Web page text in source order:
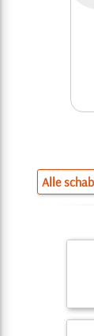
Alle